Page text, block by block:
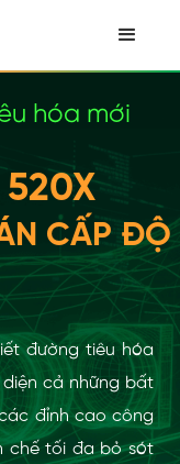
hóa mới
520X
CẤP ĐỘ
đường tiêu hóa
diện cả những bất
đỉnh cao công
chế tối đa bỏ sót